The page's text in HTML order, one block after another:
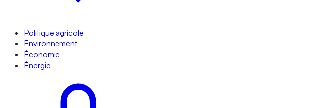
Politique agricole
Environnement
Économie
Énergie